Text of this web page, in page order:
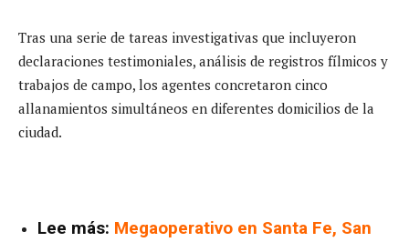
Tras una serie de tareas investigativas que incluyeron
declaraciones testimoniales, análisis de registros fílmicos y
trabajos de campo, los agentes concretaron cinco
allanamientos simultáneos en diferentes domicilios de la
ciudad.
Lee más: Megaoperativo en Santa Fe, San